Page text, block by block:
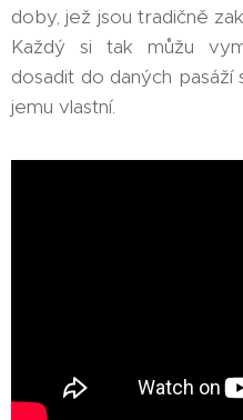
doby, jež jsou tradičně
Každý si tak můžu
dosadit do daných
jemu vlastní.